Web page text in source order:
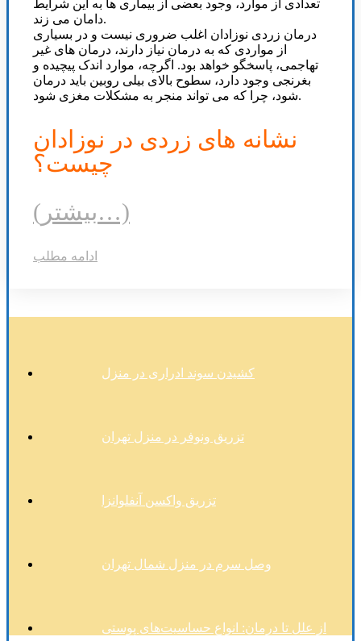
تعدادی از موارد، وجود بعضی از بیماری ها به این شرایط
دامان می زند.
درمان زردی نوزادان اغلب ضروری نیست و در بسیاری
از مواردی که به درمان نیاز دارند، درمان های غیر
تهاجمی، پاسخگو خواهد بود. اگرچه، موارد اندک پیچیده و
بغرنجی وجود دارد، سطوح بالای بیلی روبین باید درمان
شود، چرا که می تواند منجر به مشکلات مغزی شود.
نشانه های زردی در نوزادان
چیست؟
(بیشتر…)
ادامه مطلب
کشیدن سوند ادراری در منزل
تزریق ونوفر در منزل تهران
تزریق واکسن آنفلوانزا
وصل سرم در منزل شمال تهران
از علل تا درمان: انواع حساسیت‌های پوستی